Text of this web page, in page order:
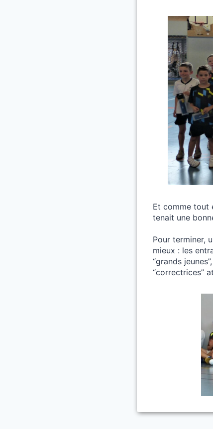
Et comme tout
tenait une
Pour terminer,
mieux : les
“grands
“correctrices”